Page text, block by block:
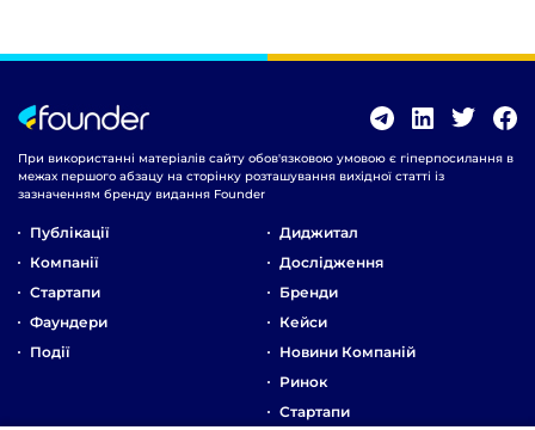
При використанні матеріалів сайту обов'язковою умовою є гіперпосилання в
межах першого абзацу на сторінку розташування вихідної статті із
зазначенням бренду видання Founder
Публікації
Компанії
Стартапи
Фаундери
Події
Диджитал
Дослідження
Бренди
Кейси
Новини Компаній
Ринок
Стартапи